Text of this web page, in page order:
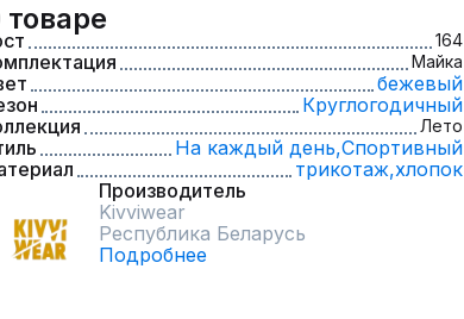
164
Майка
бежевый
Круглогодичный
Лето
На каждый день,Спортивный
трикотаж,хлопок
Производитель
Kivviwear
Республика Беларусь
Подробнее